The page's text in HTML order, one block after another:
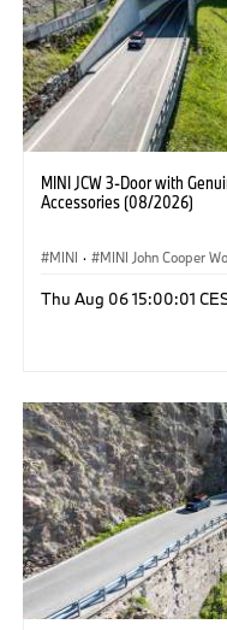
MINI JCW 3-Door with
Accessories (08/2026)
MINI · MINI John Cooper
Προαιρετικός εξοπλισμός,
Thu Aug 06 15:00:01